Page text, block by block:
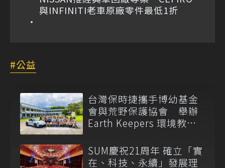
與INFINITI老車原廠零件最低1折
公益
台灣保時捷攜手博幼基金
會與荒野保護協會 舉辦
Earth Keepers 環境教育
SUM慶祝21周年 確立「實
在、科技、永續」發展理